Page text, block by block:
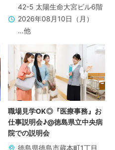
42-5 太陽生命大宮ビル6階
2026年08月10日（月）
…他
職場見学OK◎『医療事務』お
仕事説明会♪@徳島県立中央病
院での説明会
徳島県徳島市蔵本町1丁目